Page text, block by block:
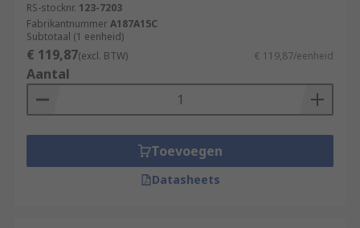
RS-stocknr. 123-7203
FabrikantnummerA187A15C
Subtotaal (1 eenheid)
€ 119,87(excl. BTW) € 119,87/eenheid
Aantal
Toevoegen
Datasheets